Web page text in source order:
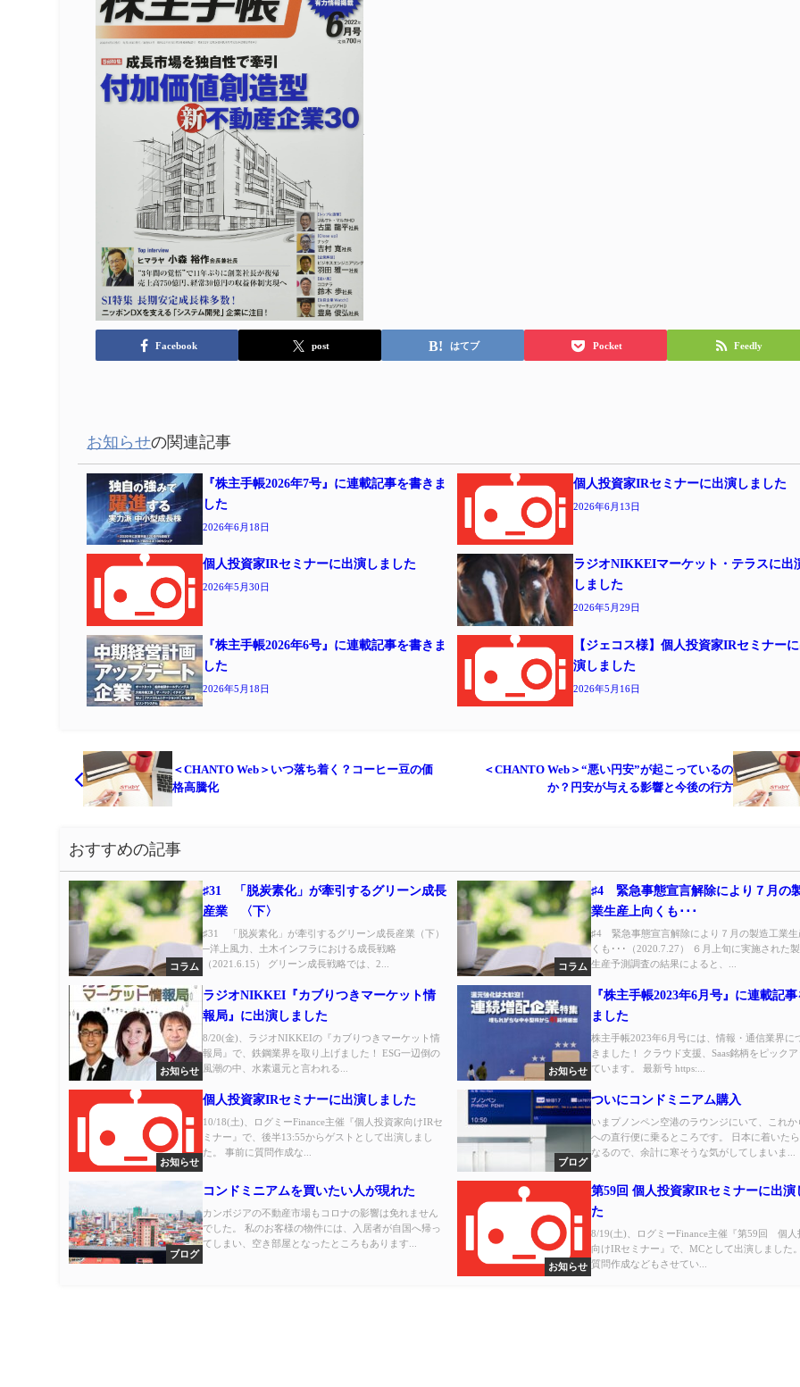
Facebook post はてブ Pocket Feedly
お知らせの関連記事
『株主手帳2026年7号』に連載記事を書きま
した
2026年6月18日
個人投資家IRセミナーに出演しました
2026年6月13日
個人投資家IRセミナーに出演しました
2026年5月30日
ラジオNIKKEIマーケット・テラスに出
しました
2026年5月29日
『株主手帳2026年6号』に連載記事を書きま
した
2026年5月18日
【ジェコス様】個人投資家IRセミナー
演しました
2026年5月16日
＜CHANTO Web＞いつ落ち着く？コーヒー豆の価
格高騰化
＜CHANTO Web＞“悪い円安”が起こっているの
か？円安が与える影響と今後の行方
おすすめの記事
コラム
♯31 「脱炭素化」が牽引するグリーン成長
産業 〈下〉
♯31 「脱炭素化」が牽引するグリーン成長産業（下）
─洋上風力、土木インフラにおける成長戦略
（2021.6.15） グリーン成長戦略では、2...
コラム
♯4 緊急事態宣言解除により７月の
業生産上向くも･･･
♯4 緊急事態宣言解除により７月の製造工業生
くも･･･（2020.7.27） ６月上旬に実施された
生産予測調査の結果によると、...
お知らせ
ラジオNIKKEI『カブりつきマーケット情
報局』に出演しました
8/20(金)、ラジオNIKKEIの『カブりつきマーケット情
報局』で、鉄鋼業界を取り上げました！ ESG一辺倒の
風潮の中、水素還元と言われる...
お知らせ
『株主手帳2023年6月号』に連載記
ました
株主手帳2023年6月号には、情報・通信業界に
きました！ クラウド支援、Saas銘柄をピック
ています。 最新号 https:...
お知らせ
個人投資家IRセミナーに出演しました
10/18(土)、ログミーFinance主催『個人投資家向けIRセ
ミナー』で、後半13:55からゲストとして出演しまし
た。 事前に質問作成な...
ブログ
ついにコンドミニアム購入
いまプノンペン空港のラウンジにいて、これか
への直行便に乗るところです。 日本に着いた
なるので、余計に寒そうな気がしてしまいま...
ブログ
コンドミニアムを買いたい人が現れた
カンボジアの不動産市場もコロナの影響は免れません
でした。 私のお客様の物件には、入居者が自国へ帰っ
てしまい、空き部屋となったところもあります...
お知らせ
第59回 個人投資家IRセミナーに出演
た
8/19(土)、ログミーFinance主催『第59回 個人
向けIRセミナー』で、MCとして出演しました
質問作成などもさせてい...